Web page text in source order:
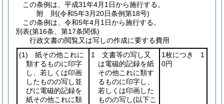
この条例は、平成31年4月1日から施行する。
附 則(令和5年3月20日条例第18号)
この条例は、令和5年4月1日から施行する。
別表(第16条、第17条関係)
行政文書の閲覧又は写しの作成に要する費用
(1) 紙その他これに
類するものに印字
し、若しくは印画
したものの写し並
びに電磁的記録を
紙その他これに類
1 文書等の写し又
は電磁的記録を紙
その他これに類す
るものに印字し、
若しくは印画した
ものの写し(以下こ
1枚につき 1
0円